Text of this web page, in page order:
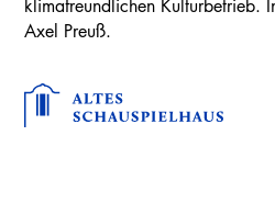
klimafreundlichen Kulturbetrieb.
Axel Preuß.